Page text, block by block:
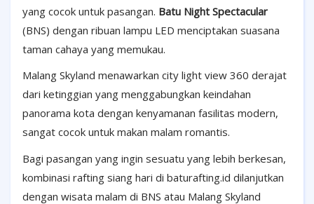
yang cocok untuk pasangan. Batu Night Spectacular
(BNS) dengan ribuan lampu LED menciptakan suasana
taman cahaya yang memukau.
Malang Skyland menawarkan city light view 360 derajat
dari ketinggian yang menggabungkan keindahan
panorama kota dengan kenyamanan fasilitas modern,
sangat cocok untuk makan malam romantis.
Bagi pasangan yang ingin sesuatu yang lebih berkesan,
kombinasi rafting siang hari di baturafting.id dilanjutkan
dengan wisata malam di BNS atau Malang Skyland